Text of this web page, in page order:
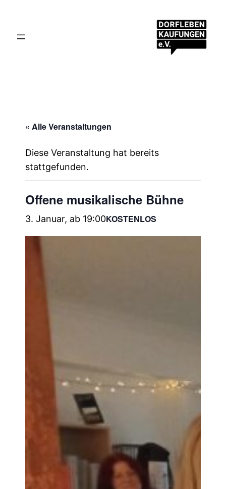
« Alle Veranstaltungen
Diese Veranstaltung hat bereits
stattgefunden.
Offene musikalische Bühne
3. Januar, ab 19:00KOSTENLOS